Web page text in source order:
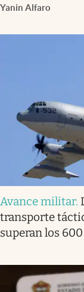
Yanin Alfaro
Avance militar.
transporte
superan los